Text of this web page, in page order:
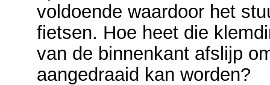
voldoende waardoor het
fietsen. Hoe heet die
van de binnenkant afslijp
aangedraaid kan worden?